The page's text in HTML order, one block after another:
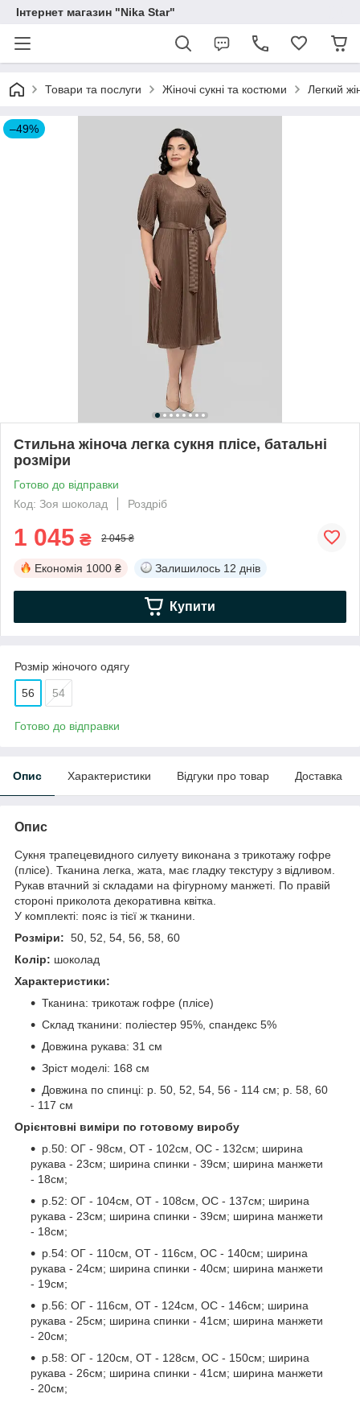
Інтернет магазин "Nika Star"
Товари та послуги Жіночі сукні та костюми Легкий
–49%
Стильна жіноча легка сукня плісе, батальні
розміри
Готово до відправки
Код: Зоя шоколад
Роздріб
1 045 ₴ 2 045 ₴
Економія 1000 ₴ Залишилось 12 днів
Купити
Розмір жіночого одягу
56 54
Готово до відправки
Опис Характеристики Відгуки про товар Доставка
Опис
Сукня трапецевидного силуету виконана з трикотажу гофре
(плісе). Тканина легка, жата, має гладку текстуру з відливом.
Рукав втачний зі складами на фігурному манжеті. По правій
стороні приколота декоративна квітка.
У комплекті: пояс із тієї ж тканини.
Розміри: 50, 52, 54, 56, 58, 60
Колір: шоколад
Характеристики:
Тканина: трикотаж гофре (плісе)
Склад тканини: поліестер 95%, спандекс 5%
Довжина рукава: 31 см
Зріст моделі: 168 см
Довжина по спинці: р. 50, 52, 54, 56 - 114 см; р. 58, 60
- 117 см
Орієнтовні виміри по готовому виробу
р.50: ОГ - 98см, ОТ - 102см, ОС - 132см; ширина
рукава - 23см; ширина спинки - 39см; ширина манжети
- 18см;
р.52: ОГ - 104см, ОТ - 108см, ОС - 137см; ширина
рукава - 23см; ширина спинки - 39см; ширина манжети
- 18см;
р.54: ОГ - 110см, ОТ - 116см, ОС - 140см; ширина
рукава - 24см; ширина спинки - 40см; ширина манжети
- 19см;
р.56: ОГ - 116см, ОТ - 124см, ОС - 146см; ширина
рукава - 25см; ширина спинки - 41см; ширина манжети
- 20см;
р.58: ОГ - 120см, ОТ - 128см, ОС - 150см; ширина
рукава - 26см; ширина спинки - 41см; ширина манжети
- 20см;